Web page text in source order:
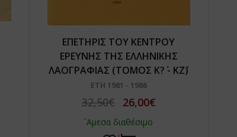
ΕΠΕΤΗΡΙΣ ΤΟΥ ΚΕΝΤΡΟΥ
ΕΡΕΥΝΗΣ ΤΗΣ ΕΛΛΗΝΙΚΗΣ
ΛΑΟΓΡΑΦΙΑΣ (ΤΟΜΟΣ Κ?΄ - ΚΖ΄)
ΕΤΗ 1981 - 1986
32,50€ 26,00€
`Αμεσα διαθέσιμο